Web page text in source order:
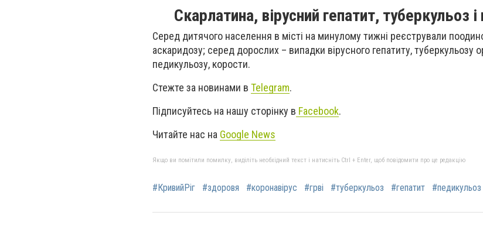
Скарлатина, вірусний гепатит, туберкульоз
Серед дитячого населення в місті на минулому тижні реєстрували
аскаридозу; серед дорослих – випадки вірусного гепатиту, туберкульозу
педикульозу, корости.
Стежте за новинами в Telegram.
Підписуйтесь на нашу сторінку в Facebook.
Читайте нас на Google News
Якщо ви помітили помилку, виділіть необхідний текст і натисніть Ctrl + Enter, щоб повідомити про це редакцію
#КривийРіг #здоровя #коронавірус #грві #туберкульоз #гепатит #педикульоз